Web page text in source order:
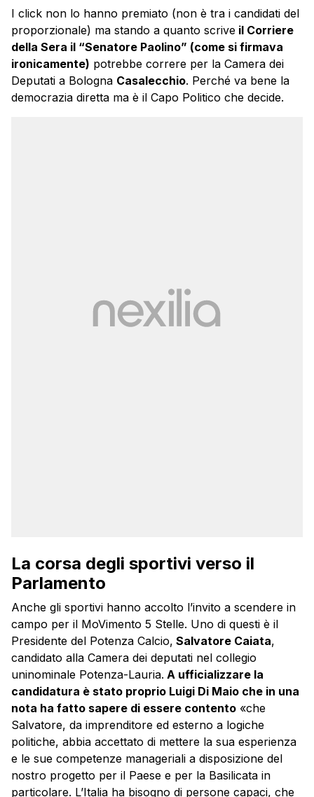
I click non lo hanno premiato (non è tra i candidati del
proporzionale) ma stando a quanto scrive il Corriere
della Sera il “Senatore Paolino” (come si firmava
ironicamente) potrebbe correre per la Camera dei
Deputati a Bologna Casalecchio. Perché va bene la
democrazia diretta ma è il Capo Politico che decide.
La corsa degli sportivi verso il
Parlamento
Anche gli sportivi hanno accolto l’invito a scendere in
campo per il MoVimento 5 Stelle. Uno di questi è il
Presidente del Potenza Calcio, Salvatore Caiata,
candidato alla Camera dei deputati nel collegio
uninominale Potenza-Lauria. A ufficializzare la
candidatura è stato proprio Luigi Di Maio che in una
nota ha fatto sapere di essere contento «che
Salvatore, da imprenditore ed esterno a logiche
politiche, abbia accettato di mettere la sua esperienza
e le sue competenze manageriali a disposizione del
nostro progetto per il Paese e per la Basilicata in
particolare. L’Italia ha bisogno di persone capaci, che